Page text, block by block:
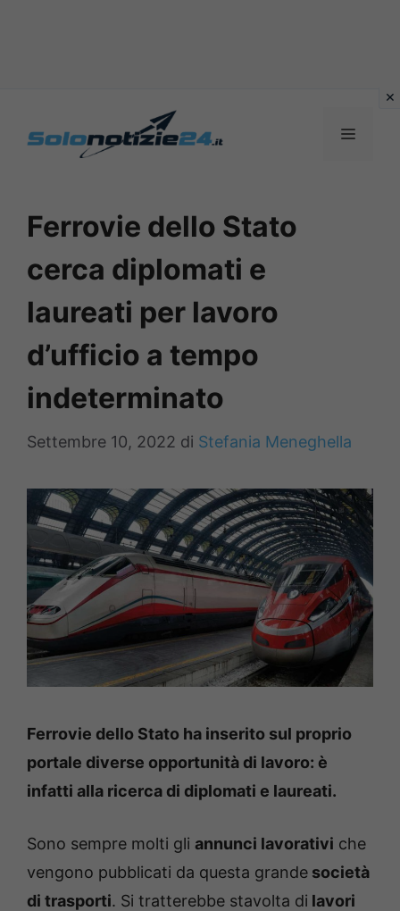
MENU
Ferrovie dello Stato
cerca diplomati e
laureati per lavoro
d’ufficio a tempo
indeterminato
Settembre 10, 2022 di Stefania Meneghella
Ferrovie dello Stato ha inserito sul proprio
portale diverse opportunità di lavoro: è
infatti alla ricerca di diplomati e laureati.
Sono sempre molti gli annunci lavorativi che
vengono pubblicati da questa grande società
di trasporti. Si tratterebbe stavolta di lavori